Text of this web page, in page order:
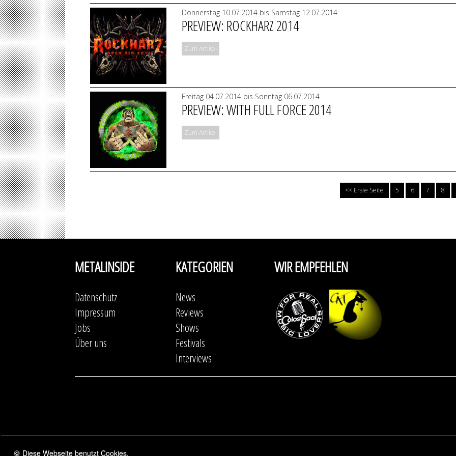
Donnerstag 10.07.2014 bis Samstag 12.07.2014
PREVIEW: ROCKHARZ 2014
Zum Artikel
Freitag 04.07.2014 bis Sonntag 06.07.2014
PREVIEW: WITH FULL FORCE 2014
Zum Artikel
<< Erste Seite 5 6 7 8
METALINSIDE
Datenschutz
Impressum
Jobs
Über uns
KATEGORIEN
News
Reviews
Shows
Festivals
Interviews
WIR EMPFEHLEN
🍪 Diese Webseite benutzt Cookies.